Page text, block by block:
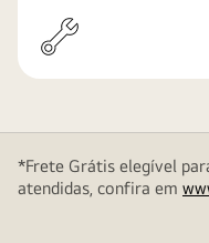
*Frete Grátis elegível
atendidas, confira em